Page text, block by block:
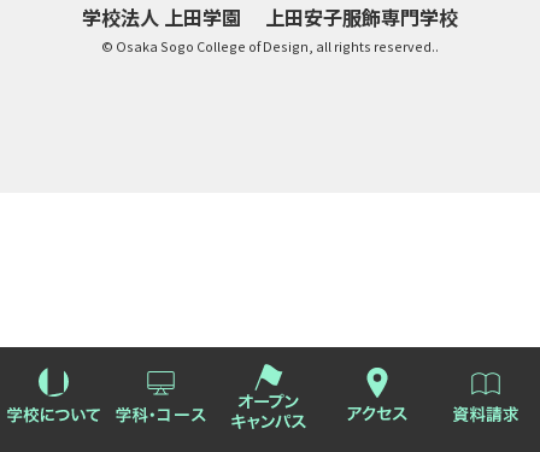
学校法人 上田学園 上田安子服飾専門学校
© Osaka Sogo College of Design, all rights reserved..